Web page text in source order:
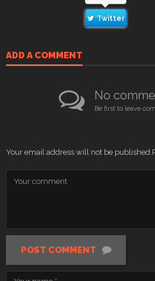
Twitter
ADD A COMMENT
No
Be first to leave
Your email address will not be published.
POST COMMENT